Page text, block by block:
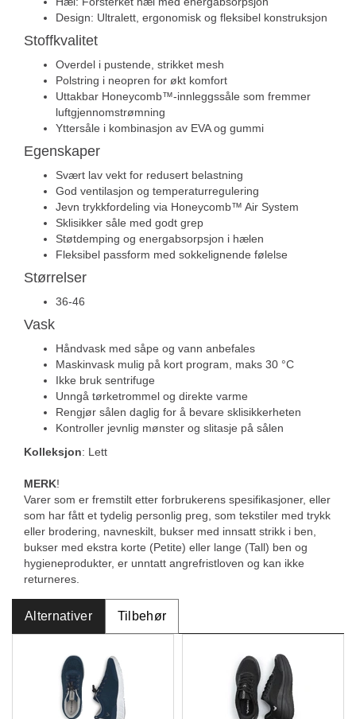
Design: Ultralett, ergonomisk og fleksibel konstruksjon
Stoffkvalitet
Overdel i pustende, strikket mesh
Polstring i neopren for økt komfort
Uttakbar Honeycomb™-innleggssåle som fremmer
luftgjennomstrømning
Yttersåle i kombinasjon av EVA og gummi
Egenskaper
Svært lav vekt for redusert belastning
God ventilasjon og temperaturregulering
Jevn trykkfordeling via Honeycomb™ Air System
Sklisikker såle med godt grep
Støtdemping og energabsorpsjon i hælen
Fleksibel passform med sokkelignende følelse
Størrelser
36-46
Vask
Håndvask med såpe og vann anbefales
Maskinvask mulig på kort program, maks 30 °C
Ikke bruk sentrifuge
Unngå tørketrommel og direkte varme
Rengjør sålen daglig for å bevare sklisikkerheten
Kontroller jevnlig mønster og slitasje på sålen
Kolleksjon: Lett
MERK!
Varer som er fremstilt etter forbrukerens spesifikasjoner, eller
som har fått et tydelig personlig preg, som tekstiler med trykk
eller brodering, navneskilt, bukser med innsatt strikk i ben,
bukser med ekstra korte (Petite) eller lange (Tall) ben og
hygieneprodukter, er unntatt angrefristloven og kan ikke
returneres.
Alternativer Tilbehør